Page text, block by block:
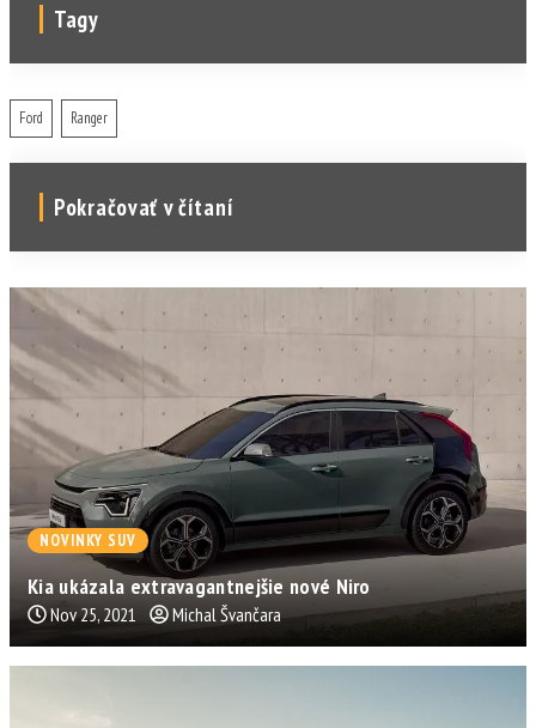
Tagy
Ford Ranger
Pokračovať v čítaní
NOVINKY SUV
Kia ukázala extravagantnejšie nové Niro
Nov 25, 2021 Michal Švančara